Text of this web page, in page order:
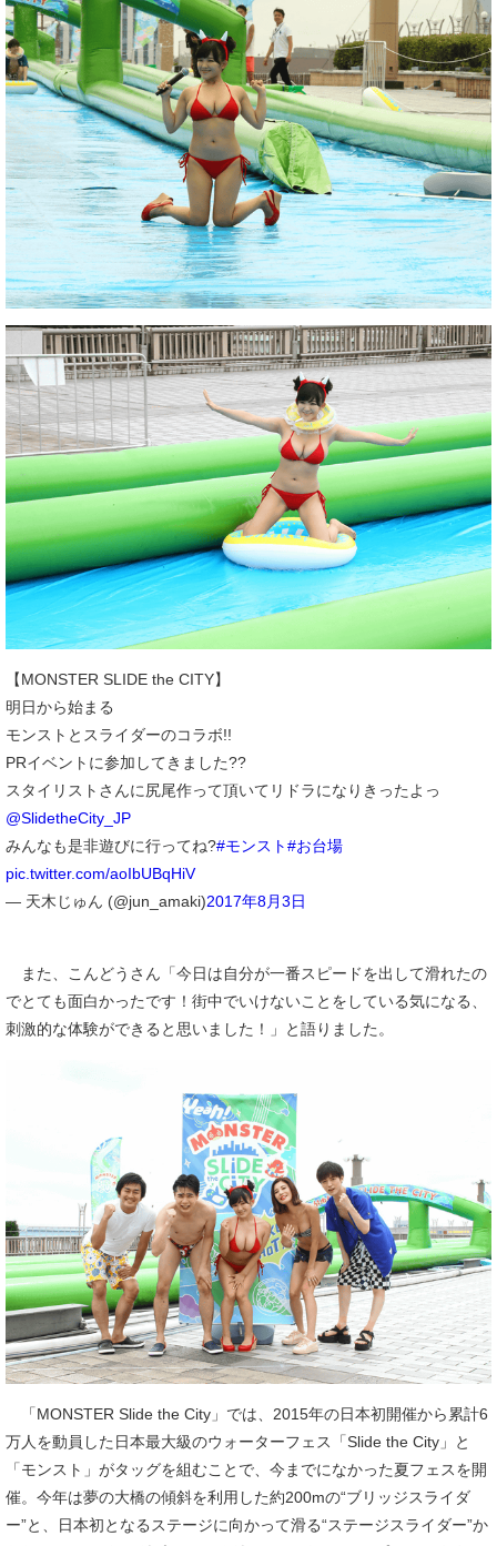
【MONSTER SLIDE the CITY】
明日から始まる
モンストとスライダーのコラボ!!
PRイベントに参加してきました??
スタイリストさんに尻尾作って頂いてリドラになりきったよっ
@SlidetheCity_JP
みんなも是非遊びに行ってね?#モンスト#お台場
pic.twitter.com/aoIbUBqHiV
— 天木じゅん (@jun_amaki)2017年8月3日
また、こんどうさん「今日は自分が一番スピードを出して滑れたの
でとても面白かったです！街中でいけないことをしている気になる、
刺激的な体験ができると思いました！」と語りました。
「MONSTER Slide the City」では、2015年の日本初開催から累計6
万人を動員した日本最大級のウォーターフェス「Slide the City」と
「モンスト」がタッグを組むことで、今までになかった夏フェスを開
催。今年は夢の大橋の傾斜を利用した約200mの“ブリッジスライダ
ー”と、日本初となるステージに向かって滑る“ステージスライダー”か